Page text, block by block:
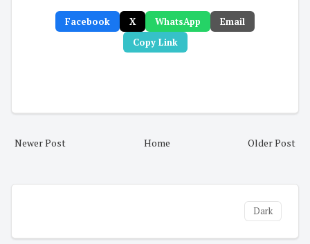
Facebook X WhatsApp
Email
Copy Link
Newer Post Older Post
Home
Dark